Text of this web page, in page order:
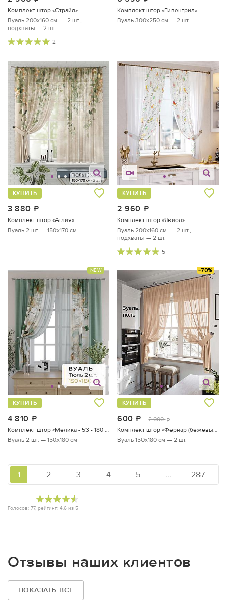
Комплект штор «Страйл»
Вуаль 200х160 см. — 2 шт.,
подхваты — 2 шт.
2
Комплект штор «Гивентрил»
Вуаль 300х250 см — 2 шт.
3 880
КУПИТЬ
Комплект штор «Аглия»
Вуаль 2 шт. — 150х170 см
2 960
КУПИТЬ
Комплект штор «Явиол»
Вуаль 200х160 см. — 2 шт.,
подхваты — 2 шт.
5
NEW
4 810
КУПИТЬ
Комплект штор «Мелика - 53 - 180 см»
Вуаль 2 шт. — 150х180 см
-70%
600 руб.
2 000 руб.
КУПИТЬ
Комплект штор «Фернар (бежевый)»
Вуаль 150х180 см — 2 шт.
Голосов: 77, рейтинг: 4.6 из 5
1 2 3 4 5 ... 287
Отзывы наших клиентов
ПОКАЗАТЬ ВСЕ